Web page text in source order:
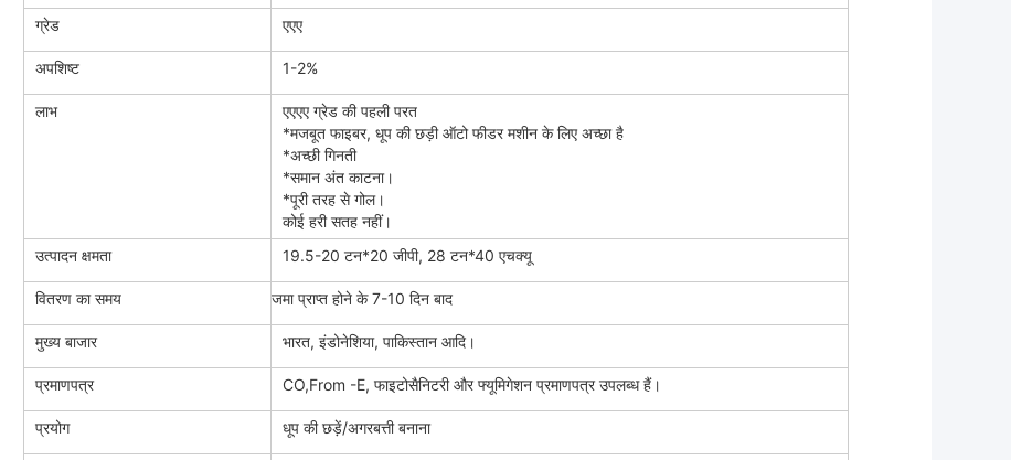
ग्रेड एएए
अपशिष्ट 1-2%
लाभ
एएएए ग्रेड की पहली परत
*मजबूत फाइबर, धूप की छड़ी ऑटो फीडर मशीन के लिए अच्छा है
*अच्छी गिनती
*समान अंत काटना।
*पूरी तरह से गोल।
कोई हरी सतह नहीं।
उत्पादन क्षमता
19.5-20 टन*20 जीपी, 28 टन*40 एचक्यू
वितरण का समय जमा प्राप्त होने के 7-10 दिन बाद
मुख्य बाजार भारत, इंडोनेशिया, पाकिस्तान आदि।
प्रमाणपत्र CO,From -E, फाइटोसैनिटरी और फ्यूमिगेशन प्रमाणपत्र उपलब्ध हैं।
प्रयोग धूप की छड़ें/अगरबत्ती बनाना